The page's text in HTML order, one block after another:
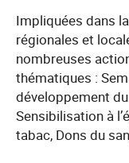
Impliquées dans
régionales et
nombreuses
thématiques :
développement
Sensibilisation à
tabac, Dons du